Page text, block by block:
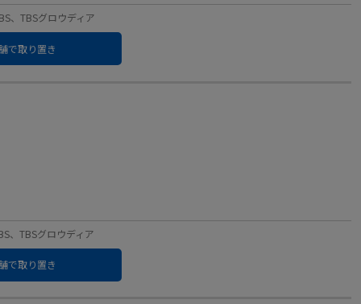
、TBSグロウディア
で取り置き
、TBSグロウディア
で取り置き